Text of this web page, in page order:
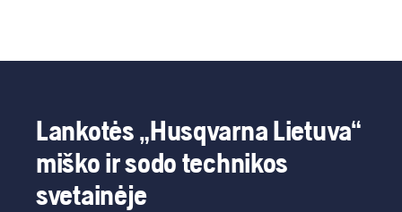
Lankotės „Husqvarna Lietuva“
miško ir sodo technikos
svetainėje